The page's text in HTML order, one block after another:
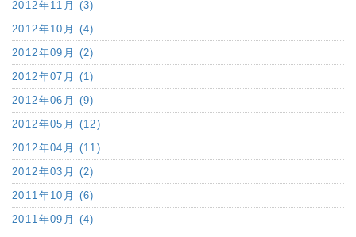
2012年11月 (3)
2012年10月 (4)
2012年09月 (2)
2012年07月 (1)
2012年06月 (9)
2012年05月 (12)
2012年04月 (11)
2012年03月 (2)
2011年10月 (6)
2011年09月 (4)